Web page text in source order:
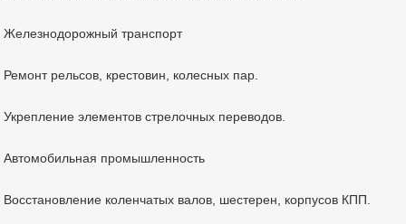
Железнодорожный транспорт
Ремонт рельсов, крестовин, колесных пар.
Укрепление элементов стрелочных переводов.
Автомобильная промышленность
Восстановление коленчатых валов, шестерен, корпусов КПП.